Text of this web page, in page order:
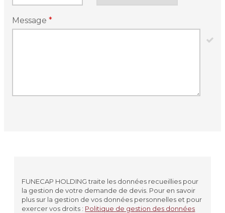
Message*
VASE
FUNECAP HOLDING traite les données recueillies pour
la gestion de votre demande de devis. Pour en savoir
plus sur la gestion de vos données personnelles et pour
exercer vos droits : Politique de gestion des données